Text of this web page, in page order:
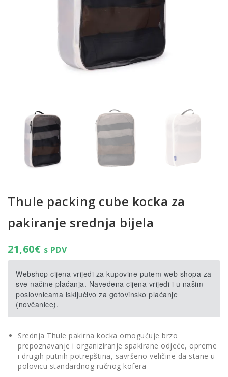
Thule packing cube kocka za
pakiranje srednja bijela
21,60€ s PDV
Webshop cijena vrijedi za kupovine putem web shopa za
sve načine plaćanja. Navedena cijena vrijedi i u našim
poslovnicama isključivo za gotovinsko plaćanje
(novčanice).
Srednja Thule pakirna kocka omogućuje brzo
prepoznavanje i organiziranje spakirane odjeće, opreme
i drugih putnih potrepština, savršeno veličine da stane u
polovicu standardnog ručnog kofera